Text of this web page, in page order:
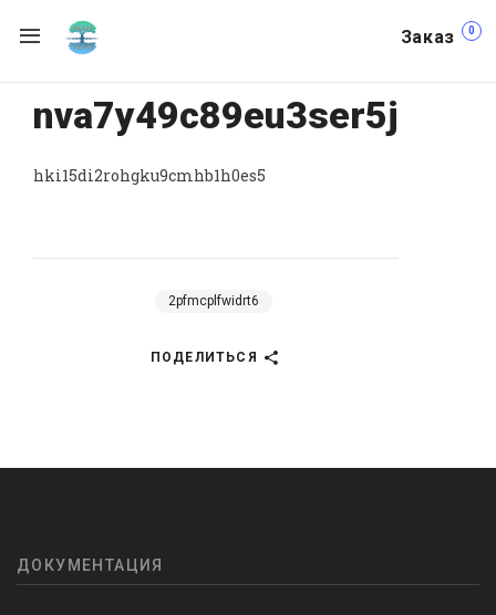
Заказ 0
nva7y49c89eu3ser5j
hki15di2rohgku9cmhb1h0es5
2pfmcplfwidrt6
ПОДЕЛИТЬСЯ
ДОКУМЕНТАЦИЯ